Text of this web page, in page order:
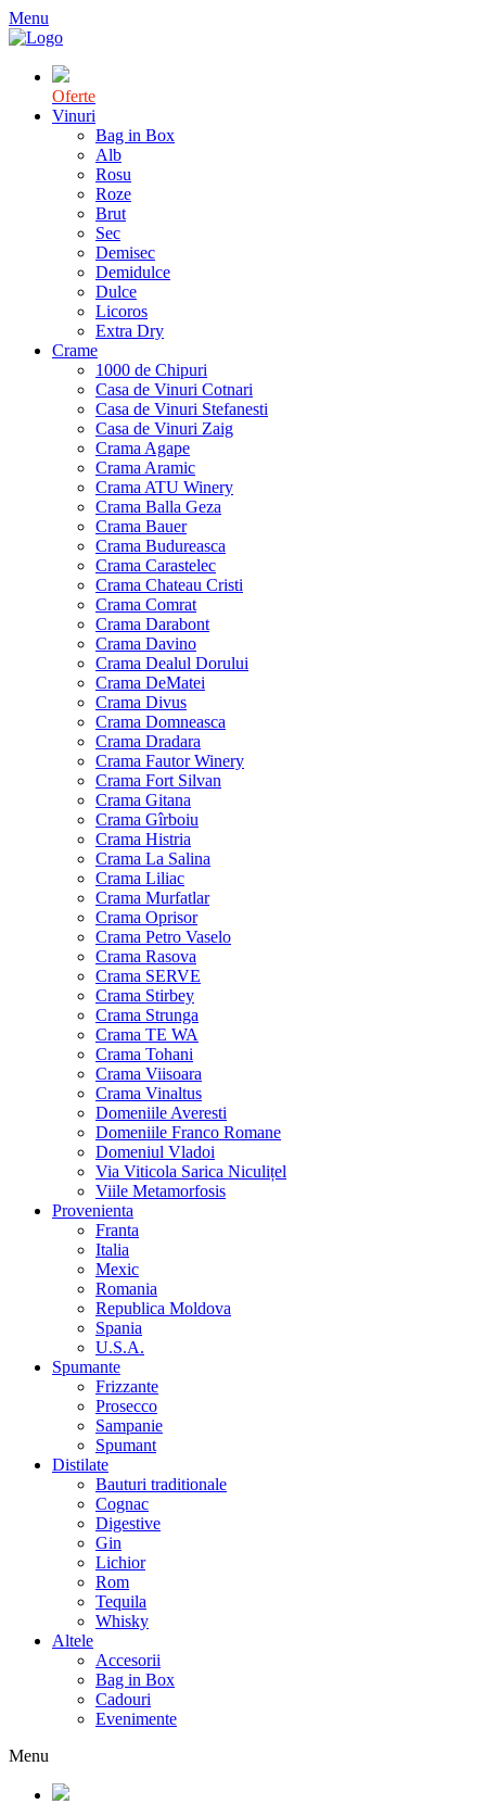
Menu
Oferte
Vinuri
Bag in Box
Alb
Rosu
Roze
Brut
Sec
Demisec
Demidulce
Dulce
Licoros
Extra Dry
Crame
1000 de Chipuri
Casa de Vinuri Cotnari
Casa de Vinuri Stefanesti
Casa de Vinuri Zaig
Crama Agape
Crama Aramic
Crama ATU Winery
Crama Balla Geza
Crama Bauer
Crama Budureasca
Crama Carastelec
Crama Chateau Cristi
Crama Comrat
Crama Darabont
Crama Davino
Crama Dealul Dorului
Crama DeMatei
Crama Divus
Crama Domneasca
Crama Dradara
Crama Fautor Winery
Crama Fort Silvan
Crama Gitana
Crama Gîrboiu
Crama Histria
Crama La Salina
Crama Liliac
Crama Murfatlar
Crama Oprisor
Crama Petro Vaselo
Crama Rasova
Crama SERVE
Crama Stirbey
Crama Strunga
Crama TE WA
Crama Tohani
Crama Viisoara
Crama Vinaltus
Domeniile Averesti
Domeniile Franco Romane
Domeniul Vladoi
Via Viticola Sarica Niculițel
Viile Metamorfosis
Provenienta
Franta
Italia
Mexic
Romania
Republica Moldova
Spania
U.S.A.
Spumante
Frizzante
Prosecco
Sampanie
Spumant
Distilate
Bauturi traditionale
Cognac
Digestive
Gin
Lichior
Rom
Tequila
Whisky
Altele
Accesorii
Bag in Box
Cadouri
Evenimente
Menu